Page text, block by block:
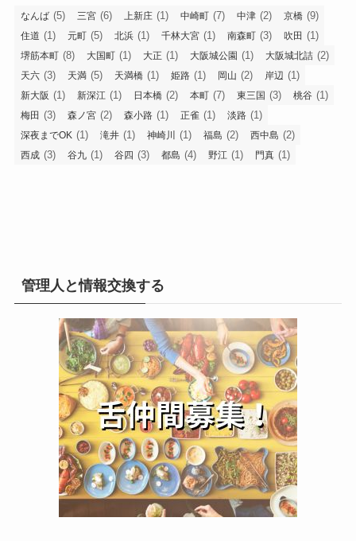
なんば (5) 三宮 (6) 上新庄 (1) 中崎町 (7) 中津 (2) 京橋 (9)
住道 (1) 元町 (5) 北浜 (1) 千林大宮 (1) 南森町 (3) 吹田 (1)
堺筋本町 (8) 大国町 (1) 大正 (1) 大阪城公園 (1) 大阪城北詰 (2)
天六 (3) 天満 (5) 天満橋 (1) 姫路 (1) 岡山 (2) 岸辺 (1)
新大阪 (1) 新深江 (1) 日本橋 (2) 本町 (7) 東三国 (3) 桃谷 (1)
梅田 (3) 森ノ宮 (2) 森小路 (1) 正雀 (1) 淡路 (1)
深夜までOK (1) 滝井 (1) 神崎川 (1) 福島 (2) 西中島 (2)
西成 (3) 谷九 (1) 谷四 (3) 都島 (4) 野江 (1) 門真 (1)
管理人と情報交換する